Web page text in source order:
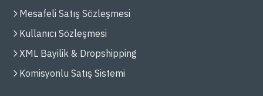
Mesafeli Satış Sözleşmesi
Kullanıcı Sözleşmesi
XML Bayilik & Dropshipping
Komisyonlu Satış Sistemi